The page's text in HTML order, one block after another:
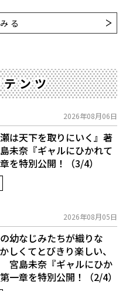
る
テンツ
2026年08月06日
は天下を取りにいく』著
未奈『ギャルにひかれて
を特別公開！（3/4）
2026年08月05日
幼なじみたちが織りな
しくてとびきり楽しい、
宮島未奈『ギャルにひか
一章を特別公開！（2/4）